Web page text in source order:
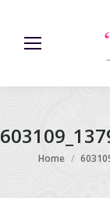
You are here:
Home